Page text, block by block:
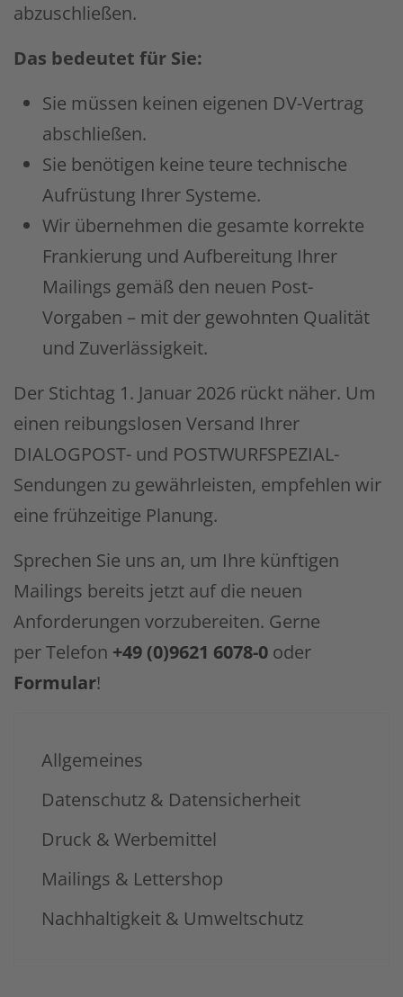
abzuschließen.
Das bedeutet für Sie:
Sie müssen keinen eigenen DV-Vertrag
abschließen.
Sie benötigen keine teure technische
Aufrüstung Ihrer Systeme.
Wir übernehmen die gesamte korrekte
Frankierung und Aufbereitung Ihrer
Mailings gemäß den neuen Post-
Vorgaben – mit der gewohnten Qualität
und Zuverlässigkeit.
Der Stichtag 1. Januar 2026 rückt näher. Um
einen reibungslosen Versand Ihrer
DIALOGPOST- und POSTWURFSPEZIAL-
Sendungen zu gewährleisten, empfehlen wir
eine frühzeitige Planung.
Sprechen Sie uns an, um Ihre künftigen
Mailings bereits jetzt auf die neuen
Anforderungen vorzubereiten. Gerne
per Telefon +49 (0)9621 6078-0 oder
Formular!
Allgemeines
Datenschutz & Datensicherheit
Druck & Werbemittel
Mailings & Lettershop
Nachhaltigkeit & Umweltschutz